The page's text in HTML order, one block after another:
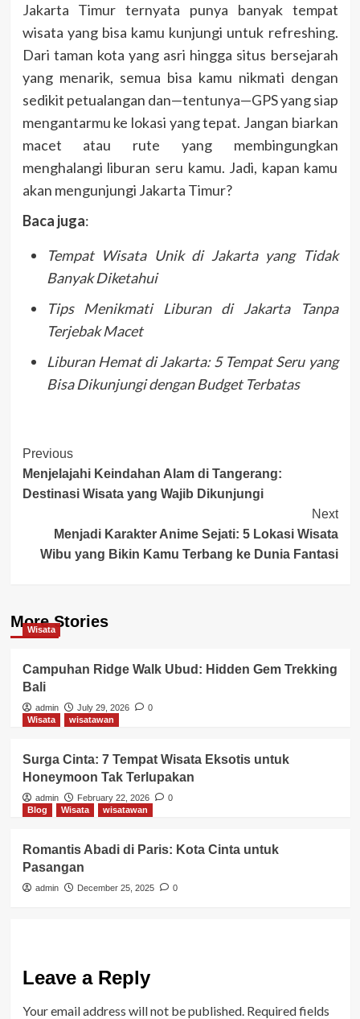
Jakarta Timur ternyata punya banyak tempat
wisata yang bisa kamu kunjungi untuk refreshing.
Dari taman kota yang asri hingga situs bersejarah
yang menarik, semua bisa kamu nikmati dengan
sedikit petualangan dan—tentunya—GPS yang siap
mengantarmu ke lokasi yang tepat. Jangan biarkan
macet atau rute yang membingungkan
menghalangi liburan seru kamu. Jadi, kapan kamu
akan mengunjungi Jakarta Timur?
Baca juga:
Tempat Wisata Unik di Jakarta yang Tidak
Banyak Diketahui
Tips Menikmati Liburan di Jakarta Tanpa
Terjebak Macet
Liburan Hemat di Jakarta: 5 Tempat Seru yang
Bisa Dikunjungi dengan Budget Terbatas
Post
Navigation
Previous
Menjelajahi Keindahan Alam di Tangerang:
Destinasi Wisata yang Wajib Dikunjungi
Next
Menjadi Karakter Anime Sejati: 5 Lokasi Wisata
Wibu yang Bikin Kamu Terbang ke Dunia Fantasi
More Stories
Wisata
Campuhan Ridge Walk Ubud: Hidden Gem Trekking
Bali
admin July 29, 2026
0
Wisata
wisatawan
Surga Cinta: 7 Tempat Wisata Eksotis untuk
Honeymoon Tak Terlupakan
admin February 22, 2026
0
Blog
Wisata wisatawan
Romantis Abadi di Paris: Kota Cinta untuk
Pasangan
admin December 25, 2025 0
Leave a Reply
Your email address will not be published. Required fields